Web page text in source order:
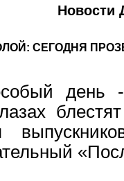
Новости
СЕГОДНЯ
день